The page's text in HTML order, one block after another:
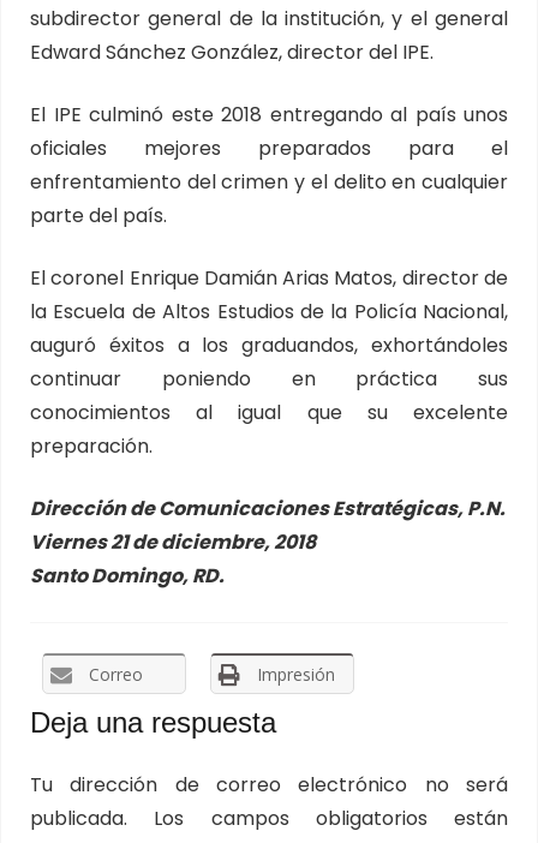
subdirector general de la institución, y el general
Edward Sánchez González, director del IPE.
El IPE culminó este 2018 entregando al país unos
oficiales mejores preparados para el
enfrentamiento del crimen y el delito en cualquier
parte del país.
El coronel Enrique Damián Arias Matos, director de
la Escuela de Altos Estudios de la Policía Nacional,
auguró éxitos a los graduandos, exhortándoles
continuar poniendo en práctica sus
conocimientos al igual que su excelente
preparación.
Dirección de Comunicaciones Estratégicas, P.N.
Viernes 21 de diciembre, 2018
Santo Domingo, RD.
Correo Impresión
Deja una respuesta
Tu dirección de correo electrónico no será
publicada.
Los campos obligatorios están